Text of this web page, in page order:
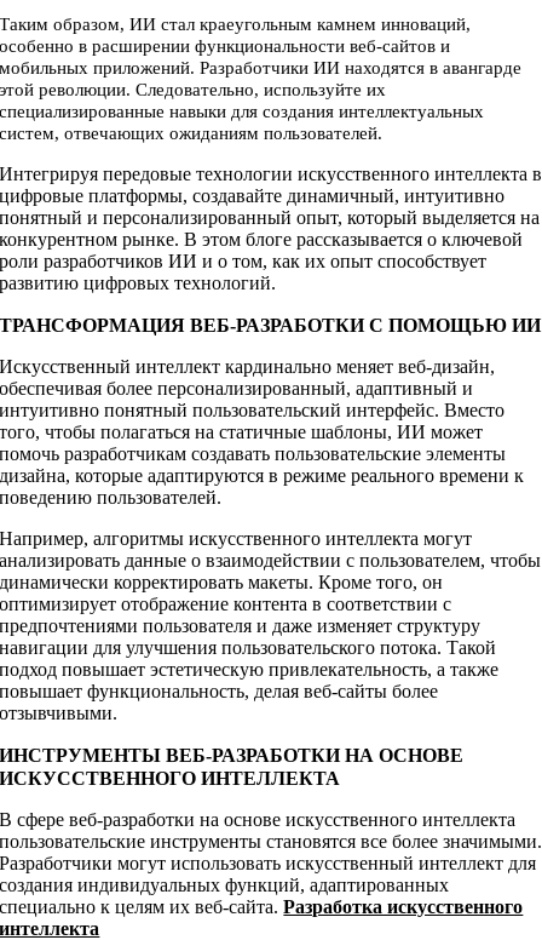
Таким образом, ИИ стал краеугольным камнем инноваций,
особенно в расширении функциональности веб-сайтов и
мобильных приложений. Разработчики ИИ находятся в авангарде
этой революции. Следовательно, используйте их
специализированные навыки для создания интеллектуальных
систем, отвечающих ожиданиям пользователей.
Интегрируя передовые технологии искусственного интеллекта в
цифровые платформы, создавайте динамичный, интуитивно
понятный и персонализированный опыт, который выделяется на
конкурентном рынке. В этом блоге рассказывается о ключевой
роли разработчиков ИИ и о том, как их опыт способствует
развитию цифровых технологий.
ТРАНСФОРМАЦИЯ ВЕБ-РАЗРАБОТКИ С ПОМОЩЬЮ ИИ
Искусственный интеллект кардинально меняет веб-дизайн,
обеспечивая более персонализированный, адаптивный и
интуитивно понятный пользовательский интерфейс. Вместо
того, чтобы полагаться на статичные шаблоны, ИИ может
помочь разработчикам создавать пользовательские элементы
дизайна, которые адаптируются в режиме реального времени к
поведению пользователей.
Например, алгоритмы искусственного интеллекта могут
анализировать данные о взаимодействии с пользователем, чтобы
динамически корректировать макеты. Кроме того, он
оптимизирует отображение контента в соответствии с
предпочтениями пользователя и даже изменяет структуру
навигации для улучшения пользовательского потока. Такой
подход повышает эстетическую привлекательность, а также
повышает функциональность, делая веб-сайты более
отзывчивыми.
ИНСТРУМЕНТЫ ВЕБ-РАЗРАБОТКИ НА ОСНОВЕ
ИСКУССТВЕННОГО ИНТЕЛЛЕКТА
В сфере веб-разработки на основе искусственного интеллекта
пользовательские инструменты становятся все более значимыми.
Разработчики могут использовать искусственный интеллект для
создания индивидуальных функций, адаптированных
специально к целям их веб-сайта.Разработка искусственного
интеллекта